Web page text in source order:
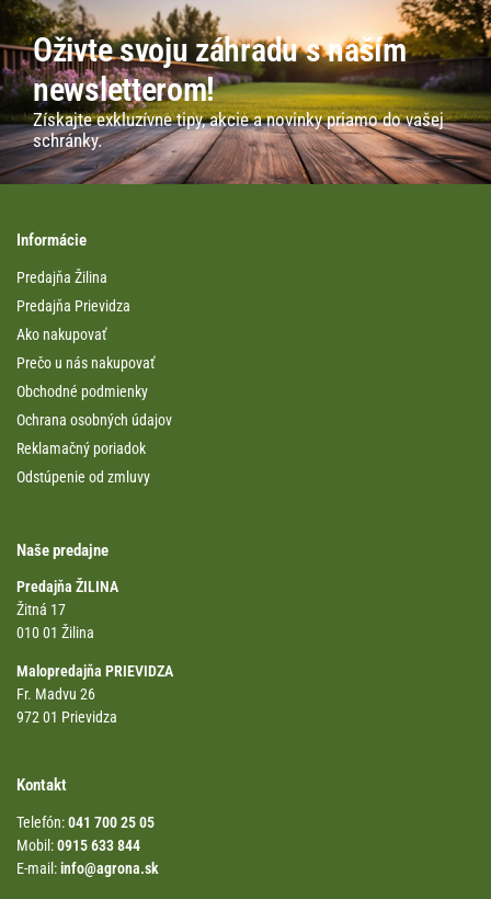
Oživte svoju záhradu s naším
newsletterom!
Získajte exkluzívne tipy, akcie a novinky priamo do vašej
schránky.
Informácie
Predajňa Žilina
Predajňa Prievidza
Ako nakupovať
Prečo u nás nakupovať
Obchodné podmienky
Ochrana osobných údajov
Reklamačný poriadok
Odstúpenie od zmluvy
Naše predajne
Predajňa ŽILINA
Žitná 17
010 01 Žilina
Malopredajňa PRIEVIDZA
Fr. Madvu 26
972 01 Prievidza
Kontakt
Telefón:041 700 25 05
Mobil:0915 633 844
E-mail:info@agrona.sk